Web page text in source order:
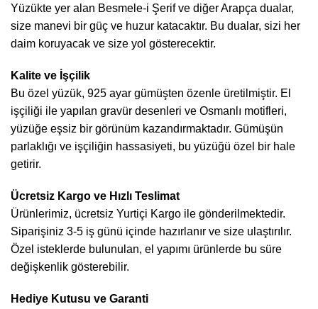
Yüzükte yer alan Besmele-i Şerif ve diğer Arapça dualar,
size manevi bir güç ve huzur katacaktır. Bu dualar, sizi her
daim koruyacak ve size yol gösterecektir.
Kalite ve İşçilik
Bu özel yüzük, 925 ayar gümüşten özenle üretilmiştir. El
işçiliği ile yapılan gravür desenleri ve Osmanlı motifleri,
yüzüğe eşsiz bir görünüm kazandırmaktadır. Gümüşün
parlaklığı ve işçiliğin hassasiyeti, bu yüzüğü özel bir hale
getirir.
Ücretsiz Kargo ve Hızlı Teslimat
Ürünlerimiz, ücretsiz Yurtiçi Kargo ile gönderilmektedir.
Siparişiniz 3-5 iş günü içinde hazırlanır ve size ulaştırılır.
Özel isteklerde bulunulan, el yapımı ürünlerde bu süre
değişkenlik gösterebilir.
Hediye Kutusu ve Garanti